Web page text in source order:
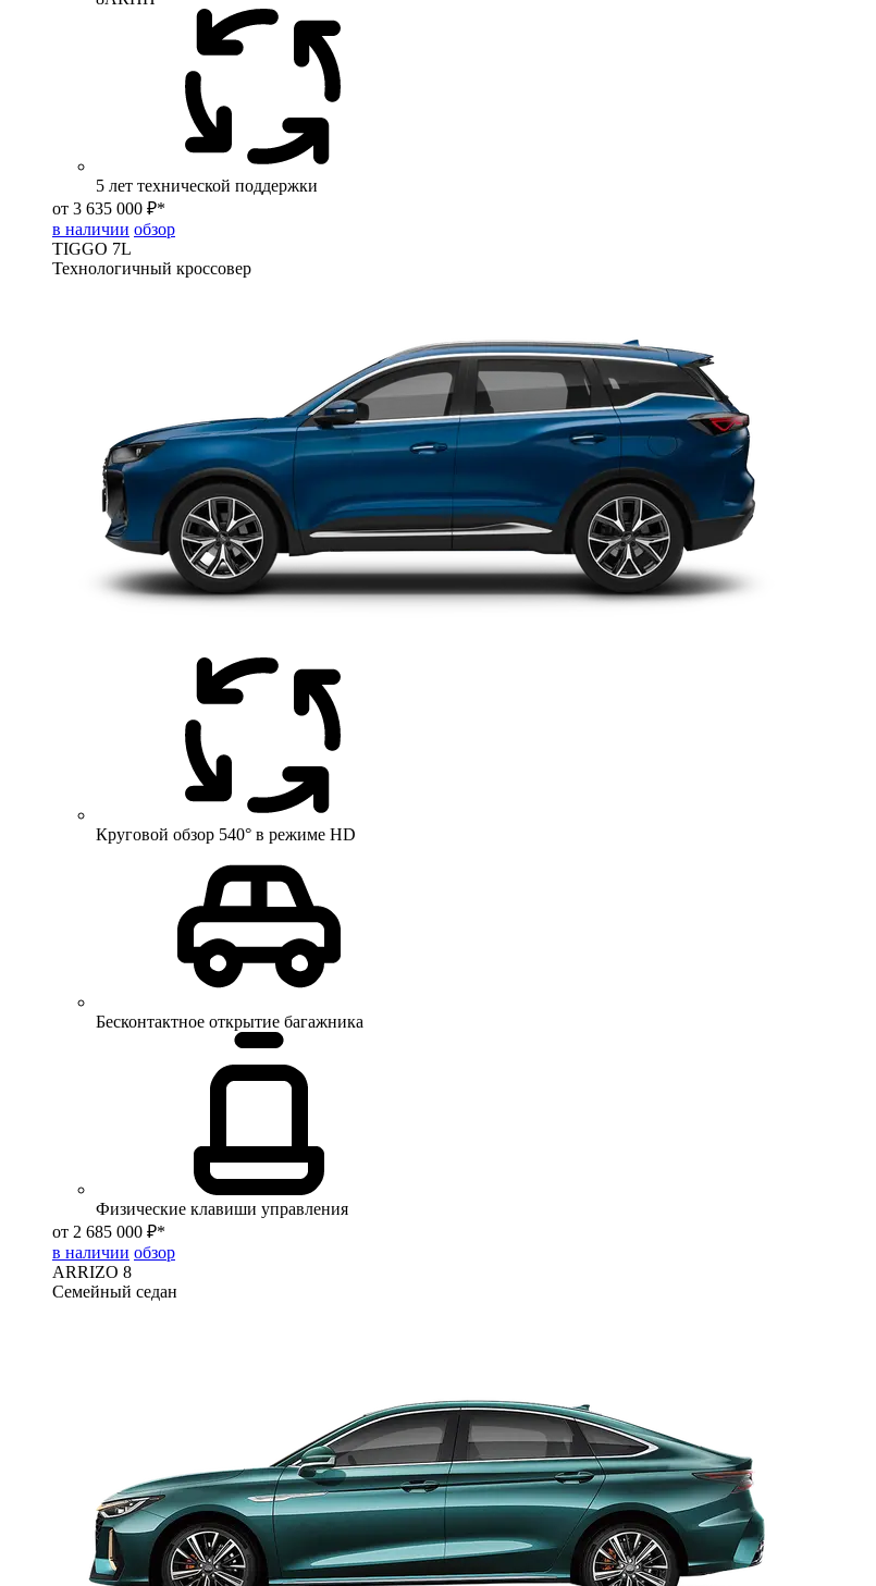
5 лет технической поддержки
от 3 635 000 ₽*
в наличии обзор
TIGGO 7L
Технологичный кроссовер
Круговой обзор 540° в режиме HD
Бесконтактное открытие багажника
Физические клавиши управления
от 2 685 000 ₽*
в наличии обзор
ARRIZO 8
Семейный седан